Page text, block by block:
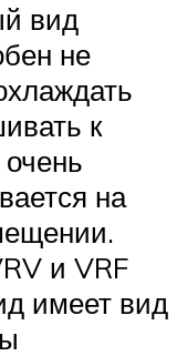
вид
не
к
на
и VRF
имеет вид